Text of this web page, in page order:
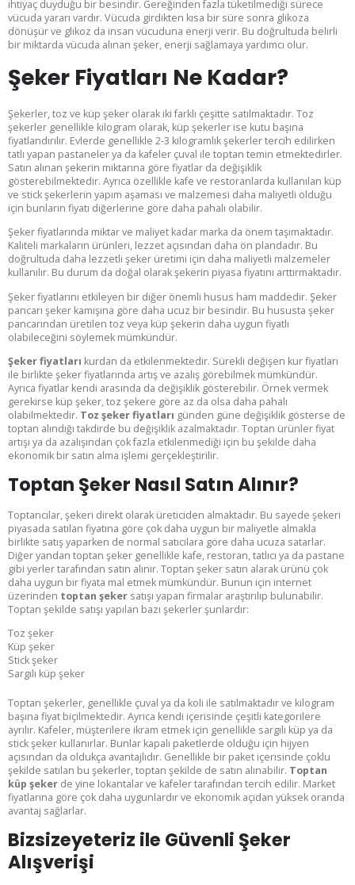
Kurumsal Üye Ol
%30'a
varan indirimlerden yararlan.
Bu ekranı bir daha gösterme
ihtiyaç duyduğu bir besindir. Gereğinden fazla tüketilmediği sürece
vücuda yararı vardır. Vücuda girdikten kısa bir süre sonra glikoza
dönüşür ve glikoz da insan vücuduna enerji verir. Bu doğrultuda belirli
bir miktarda vücuda alınan şeker, enerji sağlamaya yardımcı olur.
Şeker Fiyatları Ne Kadar?
Şekerler, toz ve küp şeker olarak iki farklı çeşitte satılmaktadır. Toz
şekerler genellikle kilogram olarak, küp şekerler ise kutu başına
fiyatlandırılır. Evlerde genellikle 2-3 kilogramlık şekerler tercih edilirken
tatlı yapan pastaneler ya da kafeler çuval ile toptan temin etmektedirler.
Satın alınan şekerin miktarına göre fiyatlar da değişiklik
gösterebilmektedir. Ayrıca özellikle kafe ve restoranlarda kullanılan küp
ve stick şekerlerin yapım aşaması ve malzemesi daha maliyetli olduğu
için bunların fiyatı diğerlerine göre daha pahalı olabilir.
Şeker fiyatlarında miktar ve maliyet kadar marka da önem taşımaktadır.
Kaliteli markaların ürünleri, lezzet açısından daha ön plandadır. Bu
doğrultuda daha lezzetli şeker üretimi için daha maliyetli malzemeler
kullanılır. Bu durum da doğal olarak şekerin piyasa fiyatını arttırmaktadır.
Şeker fiyatlarını etkileyen bir diğer önemli husus ham maddedir. Şeker
pancarı şeker kamışına göre daha ucuz bir besindir. Bu hususta şeker
pancarından üretilen toz veya küp şekerin daha uygun fiyatlı
olabileceğini söylemek mümkündür.
Şeker fiyatları kurdan da etkilenmektedir. Sürekli değişen kur fiyatları
ile birlikte şeker fiyatlarında artış ve azalış görebilmek mümkündür.
Ayrıca fiyatlar kendi arasında da değişiklik gösterebilir. Örnek vermek
gerekirse küp şeker, toz şekere göre az da olsa daha pahalı
olabilmektedir. Toz şeker fiyatları günden güne değişiklik gösterse de
toptan alındığı takdirde bu değişiklik azalmaktadır. Toptan ürünler fiyat
artışı ya da azalışından çok fazla etkilenmediği için bu şekilde daha
ekonomik bir satın alma işlemi gerçekleştirilir.
Toptan Şeker Nasıl Satın Alınır?
Toptancılar, şekeri direkt olarak üreticiden almaktadır. Bu sayede şekeri
piyasada satılan fiyatına göre çok daha uygun bir maliyetle almakla
birlikte satış yaparken de normal satıcılara göre daha ucuza satarlar.
Diğer yandan toptan şeker genellikle kafe, restoran, tatlıcı ya da pastane
gibi yerler tarafından satın alınır. Toptan şeker satın alarak ürünü çok
daha uygun bir fiyata mal etmek mümkündür. Bunun için internet
üzerinden toptan şeker satışı yapan firmalar araştırılıp bulunabilir.
Toptan şekilde satışı yapılan bazı şekerler şunlardır:
Toz şeker
Küp şeker
Stick şeker
Sargılı küp şeker
Toptan şekerler, genellikle çuval ya da koli ile satılmaktadır ve kilogram
başına fiyat biçilmektedir. Ayrıca kendi içerisinde çeşitli kategorilere
ayrılır. Kafeler, müşterilere ikram etmek için genellikle sargılı küp ya da
stick şeker kullanırlar. Bunlar kapalı paketlerde olduğu için hijyen
açısından da oldukça avantajlıdır. Genellikle bir paket içerisinde çoklu
şekilde satılan bu şekerler, toptan şekilde de satın alınabilir. Toptan
küp şeker de yine lokantalar ve kafeler tarafından tercih edilir. Market
fiyatlarına göre çok daha uygunlardır ve ekonomik açıdan yüksek oranda
avantaj sağlarlar.
Bizsizeyeteriz ile Güvenli Şeker
Alışverişi